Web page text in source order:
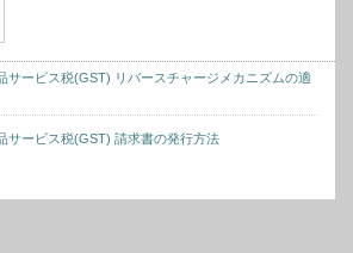
サービス税(GST) リバースチャージメカニズムの適
サービス税(GST) 請求書の発行方法